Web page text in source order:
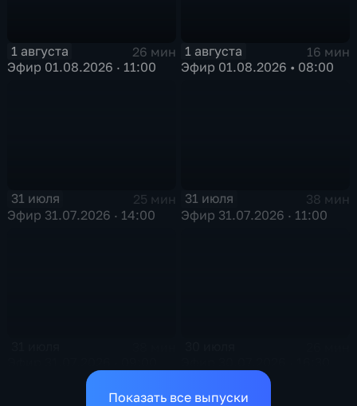
1 августа
26 мин
Эфир 01.08.2026 · 11:00
1 августа
16 мин
Эфир 01.08.2026 • 08:00
31 июля
25 мин
Эфир 31.07.2026 · 14:00
31 июля
38 мин
Эфир 31.07.2026 · 11:00
Показать все выпуски